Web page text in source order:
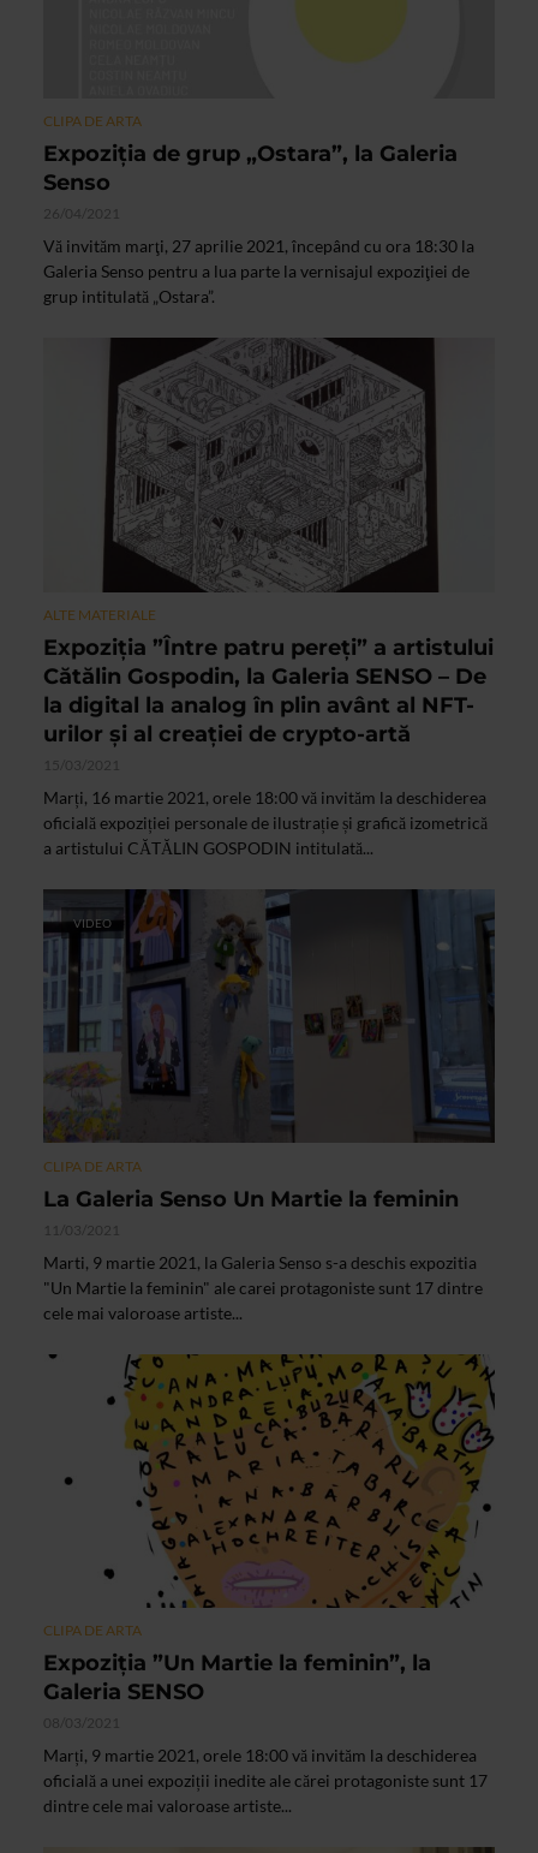
CLIPA DE ARTA
Expoziția de grup „Ostara”, la Galeria
Senso
26/04/2021
Vă invităm marţi, 27 aprilie 2021, începând cu ora 18:30 la
Galeria Senso pentru a lua parte la vernisajul expoziţiei de
grup intitulată „Ostara”.
ALTE MATERIALE
Expoziția ”Între patru pereţi” a artistului
Cătălin Gospodin, la Galeria SENSO – De
la digital la analog în plin avânt al NFT-
urilor și al creației de crypto-artă
15/03/2021
Marți, 16 martie 2021, orele 18:00 vă invităm la deschiderea
oficială expoziției personale de ilustrație și grafică izometrică
a artistului CĂTĂLIN GOSPODIN intitulată...
VIDEO
CLIPA DE ARTA
La Galeria Senso Un Martie la feminin
11/03/2021
Marti, 9 martie 2021, la Galeria Senso s-a deschis expozitia
"Un Martie la feminin" ale carei protagoniste sunt 17 dintre
cele mai valoroase artiste...
CLIPA DE ARTA
Expoziția ”Un Martie la feminin”, la
Galeria SENSO
08/03/2021
Marți, 9 martie 2021, orele 18:00 vă invităm la deschiderea
oficială a unei expoziții inedite ale cărei protagoniste sunt 17
dintre cele mai valoroase artiste...